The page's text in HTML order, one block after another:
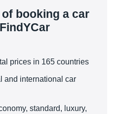
booking a car
prices in 165 countries
and international car
standard, luxury,